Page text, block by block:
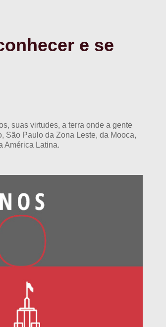
e se
suas virtudes, a terra onde a gente
São Paulo da Zona Leste, da Mooca,
América Latina.